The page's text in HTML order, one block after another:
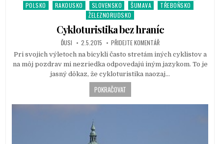
n
POLSKO
RAKOUSKO SLOVENSKO ŠUMAVA
TŘEBOŇSKO
ŽELEZNORUDSKO
Cykloturistika bez hraníc
ĎUSI 2.5.2015 PŘIDEJTE KOMENTÁŘ
Pri svojich výletoch na bicykli často stretám iných cyklistov a
na môj pozdrav mi nezriedka odpovedajú iným jazykom. To je
jasný dôkaz, že cykloturistika naozaj…
POKRAČOVAT